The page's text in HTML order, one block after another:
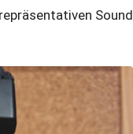
Sound